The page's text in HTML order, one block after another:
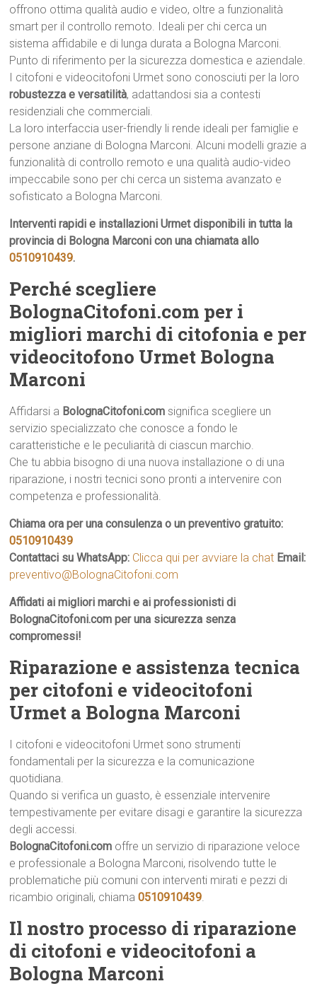
offrono ottima qualità audio e video, oltre a funzionalità
smart per il controllo remoto. Ideali per chi cerca un
sistema affidabile e di lunga durata a Bologna Marconi.
Punto di riferimento per la sicurezza domestica e aziendale.
I citofoni e videocitofoni Urmet sono conosciuti per la loro
robustezza e versatilità, adattandosi sia a contesti
residenziali che commerciali.
La loro interfaccia user-friendly li rende ideali per famiglie e
persone anziane di Bologna Marconi. Alcuni modelli grazie a
funzionalità di controllo remoto e una qualità audio-video
impeccabile sono per chi cerca un sistema avanzato e
sofisticato a Bologna Marconi.
Interventi rapidi e installazioni Urmet disponibili in tutta la
provincia di Bologna Marconi con una chiamata allo
0510910439.
Perché scegliere
BolognaCitofoni.com per i
migliori marchi di citofonia e per
videocitofono Urmet Bologna
Marconi
Affidarsi a BolognaCitofoni.com significa scegliere un
servizio specializzato che conosce a fondo le
caratteristiche e le peculiarità di ciascun marchio.
Che tu abbia bisogno di una nuova installazione o di una
riparazione, i nostri tecnici sono pronti a intervenire con
competenza e professionalità.
Chiama ora per una consulenza o un preventivo gratuito:
0510910439
Contattaci su WhatsApp: Clicca qui per avviare la chat Email:
preventivo@BolognaCitofoni.com
Affidati ai migliori marchi e ai professionisti di
BolognaCitofoni.com per una sicurezza senza
compromessi!
Riparazione e assistenza tecnica
per citofoni e videocitofoni
Urmet a Bologna Marconi
I citofoni e videocitofoni Urmet sono strumenti
fondamentali per la sicurezza e la comunicazione
quotidiana.
Quando si verifica un guasto, è essenziale intervenire
tempestivamente per evitare disagi e garantire la sicurezza
degli accessi.
BolognaCitofoni.com offre un servizio di riparazione veloce
e professionale a Bologna Marconi, risolvendo tutte le
problematiche più comuni con interventi mirati e pezzi di
ricambio originali, chiama0510910439.
Il nostro processo di riparazione
di citofoni e videocitofoni a
Bologna Marconi